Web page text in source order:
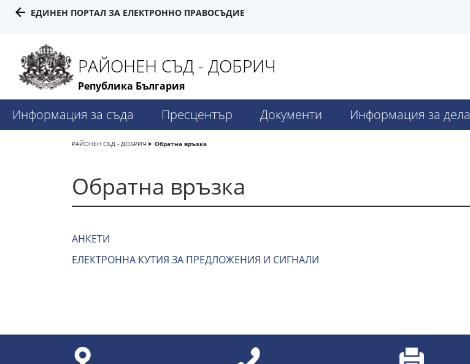
ЕДИНЕН ПОРТАЛ ЗА ЕЛЕКТРОННО ПРАВОСЪДИЕ
РАЙОНЕН СЪД - ДОБРИЧ
Република България
Информация за съда Пресцентър Документи Информация за дела
РАЙОНЕН СЪД - ДОБРИЧ Обратна връзка
Обратна връзка
АНКЕТИ
ЕЛЕКТРОННА КУТИЯ ЗА ПРЕДЛОЖЕНИЯ И СИГНАЛИ